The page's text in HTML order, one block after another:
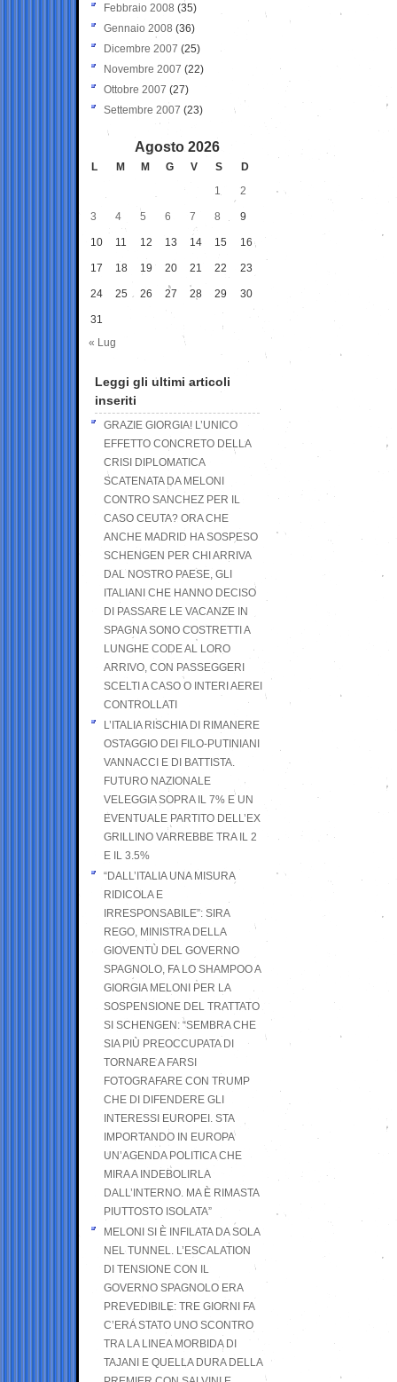
Febbraio 2008 (35)
Gennaio 2008 (36)
Dicembre 2007 (25)
Novembre 2007 (22)
Ottobre 2007 (27)
Settembre 2007 (23)
Agosto 2026
L M M G V S
D
1
2
3 4 5 6 7 8 9
10 11 12 13 14 15 16
17 18 19 20 21 22 23
24 25 26 27 28 29 30
31
« Lug
Leggi gli ultimi articoli
inseriti
GRAZIE GIORGIA! L’UNICO
EFFETTO CONCRETO DELLA
CRISI DIPLOMATICA
SCATENATA DA MELONI
CONTRO SANCHEZ PER IL
CASO CEUTA? ORA CHE
ANCHE MADRID HA SOSPESO
SCHENGEN PER CHI ARRIVA
DAL NOSTRO PAESE, GLI
ITALIANI CHE HANNO DECISO
DI PASSARE LE VACANZE IN
SPAGNA SONO COSTRETTI A
LUNGHE CODE AL LORO
ARRIVO, CON PASSEGGERI
SCELTI A CASO O INTERI AEREI
CONTROLLATI
L’ITALIA RISCHIA DI RIMANERE
OSTAGGIO DEI FILO-PUTINIANI
VANNACCI E DI BATTISTA.
FUTURO NAZIONALE
VELEGGIA SOPRA IL 7% E UN
EVENTUALE PARTITO DELL’EX
GRILLINO VARREBBE TRA IL 2
E IL 3.5%
“DALL’ITALIA UNA MISURA
RIDICOLA E
IRRESPONSABILE”: SIRA
REGO, MINISTRA DELLA
GIOVENTÙ DEL GOVERNO
SPAGNOLO, FA LO SHAMPOO A
GIORGIA MELONI PER LA
SOSPENSIONE DEL TRATTATO
SI SCHENGEN: “SEMBRA CHE
SIA PIÙ PREOCCUPATA DI
TORNARE A FARSI
FOTOGRAFARE CON TRUMP
CHE DI DIFENDERE GLI
INTERESSI EUROPEI. STA
IMPORTANDO IN EUROPA
UN’AGENDA POLITICA CHE
MIRA A INDEBOLIRLA
DALL’INTERNO. MA È RIMASTA
PIUTTOSTO ISOLATA”
MELONI SI È INFILATA DA SOLA
NEL TUNNEL. L’ESCALATION
DI TENSIONE CON IL
GOVERNO SPAGNOLO ERA
PREVEDIBILE: TRE GIORNI FA
C’ERA STATO UNO SCONTRO
TRA LA LINEA MORBIDA DI
TAJANI E QUELLA DURA DELLA